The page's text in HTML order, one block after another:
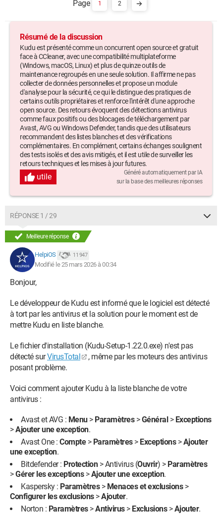
1 2
Résumé de la discussion
Kudu est présenté comme un concurrent open source et gratuit
face à CCleaner, avec une compatibilité multiplateforme
(Windows, macOS, Linux) et plus de quinze outils de
maintenance regroupés en une seule solution. Il affirme ne pas
collecter de données personnelles et propose un module
d'analyse pour la sécurité, ce qui le distingue des pratiques de
certains outils propriétaires et renforce l'intérêt d'une approche
open source. Des retours évoquent des détections antivirus
comme faux positifs ou des blocages de téléchargement par
Avast, AVG ou Windows Defender, tandis que des utilisateurs
recommandent des listes blanches et des vérifications
complémentaires. En complément, certains échanges soulignent
des tests isolés et des avis mitigés, et il est utile de surveiller les
retours techniques et les mises à jour futures.
utile
Généré automatiquement par IA
sur la base des meilleures réponses
RÉPONSE 1 / 29
Meilleure réponse
HelpiOS 11 947
Modifié le 25 mars 2026 à 00:34
Bonjour,
Le développeur de Kudu est informé que le logiciel est détecté
à tort par les antivirus et la solution pour le moment est de
mettre Kudu en liste blanche.
Le fichier d'installation (Kudu-Setup-1.22.0.exe) n'est pas
détecté surVirusTotal
, même par les moteurs des antivirus
posant problème.
Voici comment ajouter Kudu à la liste blanche de votre
antivirus :
Avast et AVG : Menu> Paramètres>Général> Exceptions
>Ajouter une exception.
Avast One : Compte> Paramètres> Exceptions>Ajouter
une exception.
Bitdefender : Protection> Antivirus (Ouvrir) > Paramètres
>Gérer les exceptions>Ajouter une exception.
Kaspersky : Paramètres> Menaces et exclusions >
Configurer les exclusions​​​​​​​ >Ajouter.
Norton : Paramètres>Antivirus> Exclusions>Ajouter.